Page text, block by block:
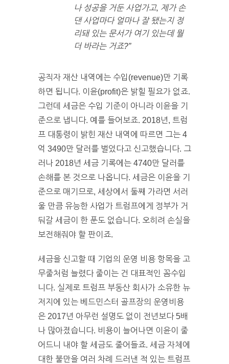
나 성공을 거둔 사업가고, 제가 손
댄 사업마다 얼마나 잘 됐는지 정
리돼 있는 문서가 여기 있는데 뭘
더 바라는 거죠?”
공직자 재산 내역에는 수입(revenue)만 기록
하면 됩니다. 이윤(profit)은 밝힐 필요가 없죠.
그런데 세금은 수입 기준이 아니라 이윤을 기
준으로 냅니다. 예를 들어보죠. 2018년, 트럼
프 대통령이 밝힌 재산 내역에 따르면 그는 4
억 3490만 달러를 벌었다고 신고했습니다. 그
러나 2018년 세금 기록에는 4740만 달러를
손해를 본 것으로 나옵니다. 세금은 이윤을 기
준으로 매기므로, 세상에서 둘째 가라면 서러
울 만큼 유능한 사업가 트럼프에게 정부가 거
둬갈 세금이 한 푼도 없습니다. 오히려 손실을
보전해줘야 할 판이죠.
세금을 신고할 때 기업의 운영 비용 항목을 고
무줄처럼 늘렸다 줄이는 건 대표적인 꼼수입
니다. 실제로 트럼프 부동산 회사가 소유한 뉴
저지에 있는 베드민스터 골프장의 운영비용
은 2017년 아무런 설명도 없이 전년보다 5배
나 많아졌습니다. 비용이 늘어나면 이윤이 줄
어드니 내야 할 세금도 줄어들죠. 세금 자체에
대한 불만을 여러 차례 드러낸 적 있는 트럼프